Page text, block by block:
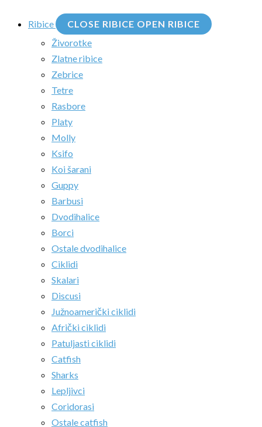
Ribice CLOSE RIBICE OPEN RIBICE
Živorotke
Zlatne ribice
Zebrice
Tetre
Rasbore
Platy
Molly
Ksifo
Koi šarani
Guppy
Barbusi
Dvodihalice
Borci
Ostale dvodihalice
Ciklidi
Skalari
Discusi
Južnoamerički ciklidi
Afrički ciklidi
Patuljasti ciklidi
Catfish
Sharks
Lepljivci
Coridorasi
Ostale catfish